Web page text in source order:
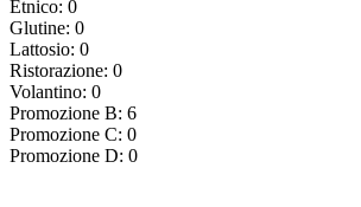
Etnico: 0
Glutine: 0
Lattosio: 0
Ristorazione: 0
Volantino: 0
Promozione B: 6
Promozione C: 0
Promozione D: 0